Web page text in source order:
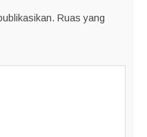
Ruas yang